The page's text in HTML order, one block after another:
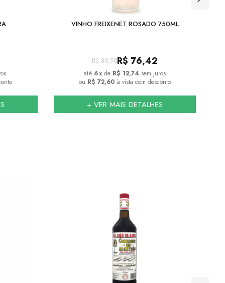
VINHO FREIXENET ROSADO 750ML
R$ 89,90R$ 76,42
6x de R$ 12,74 sem juros
ou R$ 72,60 à vista com desconto
+ VER MAIS DETALHES